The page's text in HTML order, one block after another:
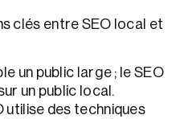
clés entre SEO local et
un public large ; le SEO
un public local.
utilise des techniques